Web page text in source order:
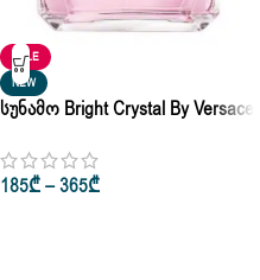
SALE
NEW
Სუნამო Bright Crystal By Versace
185₾–365₾